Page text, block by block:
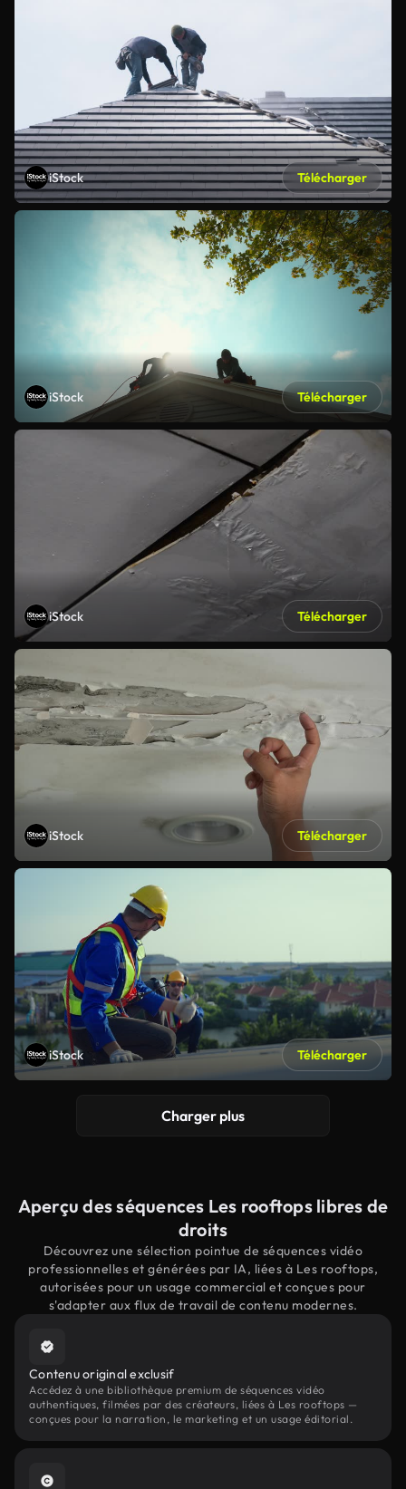
iStock Télécharger
iStock Télécharger
iStock Télécharger
iStock Télécharger
iStock Télécharger
Charger plus
Aperçu des séquences Les rooftops libres de
droits
Découvrez une sélection pointue de séquences vidéo
professionnelles et générées par IA, liées à Les rooftops,
autorisées pour un usage commercial et conçues pour
s'adapter aux flux de travail de contenu modernes.
Contenu original exclusif
Accédez à une bibliothèque premium de séquences vidéo
authentiques, filmées par des créateurs, liées à Les rooftops —
conçues pour la narration, le marketing et un usage éditorial.